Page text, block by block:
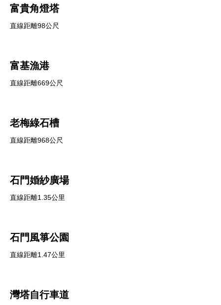
富貴角燈塔
直線距離98公尺
富基漁港
直線距離669公尺
老梅綠石槽
直線距離968公尺
石門婚紗廣場
直線距離1.35公里
石門風箏公園
直線距離1.47公里
灣塔自行車道